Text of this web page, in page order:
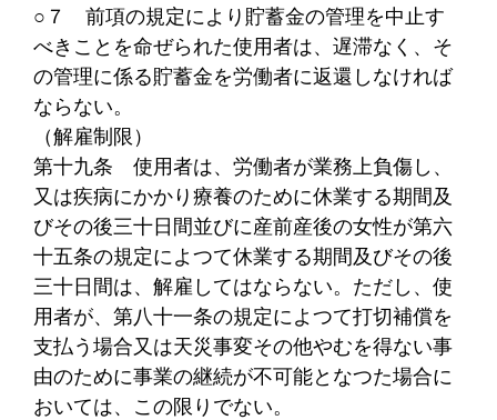
○７ 前項の規定により貯蓄金の管理を中止す
べきことを命ぜられた使用者は、遅滞なく、そ
の管理に係る貯蓄金を労働者に返還しなければ
ならない。
（解雇制限）
第十九条 使用者は、労働者が業務上負傷し、
又は疾病にかかり療養のために休業する期間及
びその後三十日間並びに産前産後の女性が第六
十五条の規定によつて休業する期間及びその後
三十日間は、解雇してはならない。ただし、使
用者が、第八十一条の規定によつて打切補償を
支払う場合又は天災事変その他やむを得ない事
由のために事業の継続が不可能となつた場合に
おいては、この限りでない。